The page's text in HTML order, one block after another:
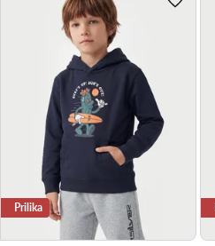
Prilika